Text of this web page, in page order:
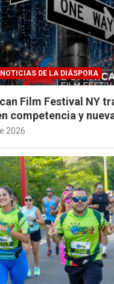
NOTICIAS DE LA DIÁSPORA
Film Festival NY
competencia y
2026